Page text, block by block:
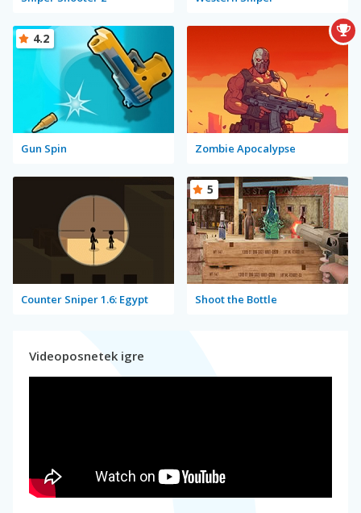
Gun Spin
4.2
Zombie Apocalypse
Counter Sniper 1.6: Egypt Shoot the Bottle
5
Videoposnetek igre